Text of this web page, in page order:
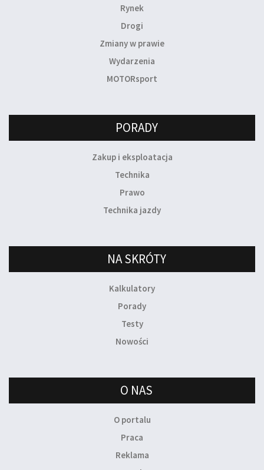
Rynek
Drogi
Zmiany w prawie
Wydarzenia
MOTORsport
PORADY
Zakup i eksploatacja
Technika
Prawo
Technika jazdy
NA SKRÓTY
Kalkulatory
Porady
Testy
Nowości
O NAS
O portalu
Praca
Reklama